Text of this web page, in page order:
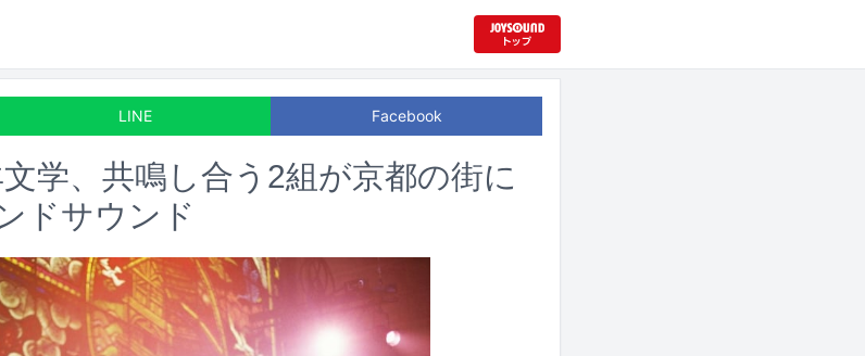
LINE Facebook
学、共鳴し合う2組が京都の街に
ドサウンド